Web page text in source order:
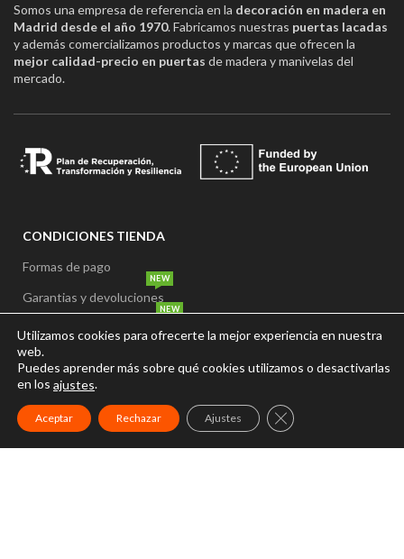
Somos una empresa de referencia en la decoración en madera en
Madrid desde el año 1970. Fabricamos nuestras puertas lacadas
y además comercializamos productos y marcas que ofrecen la
mejor calidad-precio en puertas de madera y manivelas del
mercado.
CONDICIONES TIENDA
Formas de pago
Garantias y devoluciones
NEW
Plazos y formas de entrega
NEW
Precio y disponibilidad
Gastos de envío
Utilizamos cookies para ofrecerte la mejor experiencia en nuestra
web.
Puedes aprender más sobre qué cookies utilizamos o desactivarlas
en los ajustes.
Aceptar Rechazar Ajustes CERRAR EL